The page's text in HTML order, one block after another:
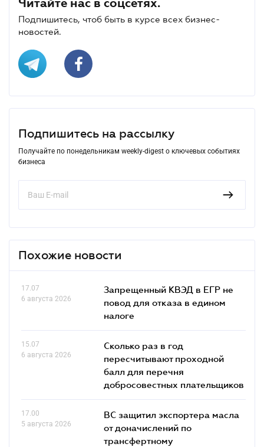
Читайте нас в соцсетях.
Подпишитесь, чтоб быть в курсе всех бизнес-
новостей.
Подпишитесь на рассылку
Получайте по понедельникам weekly-digest о ключевых событиях
бизнеса
Похожие новости
17.07
6 августа 2026
Запрещенный КВЭД в ЕГР не
повод для отказа в едином
налоге
15.07
6 августа 2026
Сколько раз в год
пересчитывают проходной
балл для перечня
добросовестных плательщиков
17.00
5 августа 2026
ВС защитил экспортера масла
от доначислений по
трансфертному